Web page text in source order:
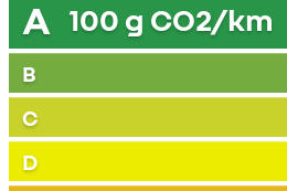
A 100 g CO2/km
B
C
D